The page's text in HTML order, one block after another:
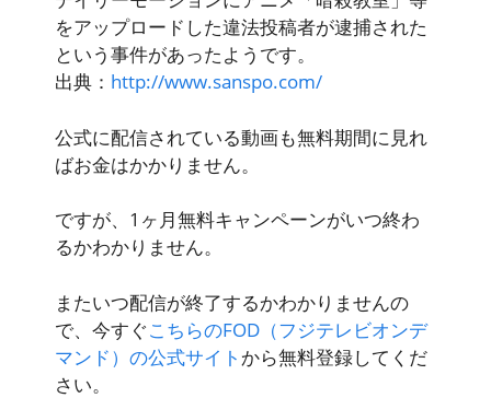
をアップロードした違法投稿者が逮捕された
という事件があったようです。
出典： http://www.sanspo.com/
公式に配信されている動画も無料期間に見れ
ばお金はかかりません。
ですが、1ヶ月無料キャンペーンがいつ終わ
るかわかりません。
またいつ配信が終了するかわかりませんの
で、今すぐこちらのFOD（フジテレビオンデ
マンド）の公式サイト から無料登録してくだ
さい。